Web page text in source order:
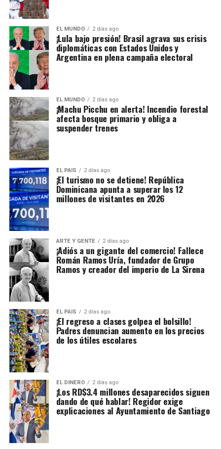
EL MUNDO 2 días ago
¡Lula bajo presión! Brasil agrava sus crisis
diplomáticas con Estados Unidos y
Argentina en plena campaña electoral
EL MUNDO 2 días ago
¡Machu Picchu en alerta! Incendio forestal
afecta bosque primario y obliga a
suspender trenes
EL PAIS 2 días ago
¡El turismo no se detiene! República
Dominicana apunta a superar los 12
millones de visitantes en 2026
ARTE Y GENTE 2 días ago
¡Adiós a un gigante del comercio! Fallece
Román Ramos Uría, fundador de Grupo
Ramos y creador del imperio de La Sirena
EL PAIS 2 días ago
¡El regreso a clases golpea el bolsillo!
Padres denuncian aumento en los precios
de los útiles escolares
EL DINERO 2 días ago
¡Los RD$3.4 millones desaparecidos siguen
dando de qué hablar! Regidor exige
explicaciones al Ayuntamiento de Santiago